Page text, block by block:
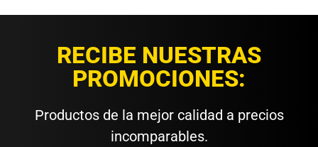
RECIBE NUESTRAS
PROMOCIONES:
Productos de la mejor calidad a precios
incomparables.